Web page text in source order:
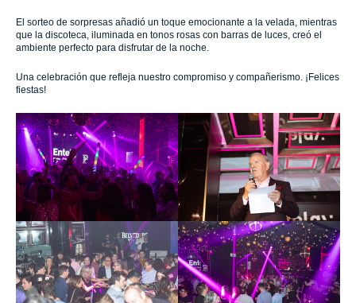
El sorteo de sorpresas añadió un toque emocionante a la velada, mientras
que la discoteca, iluminada en tonos rosas con barras de luces, creó el
ambiente perfecto para disfrutar de la noche.
Una celebración que refleja nuestro compromiso y compañerismo. ¡Felices
fiestas!